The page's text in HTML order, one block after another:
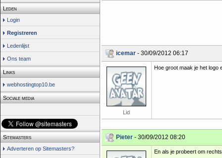
Leden
Login
Registreren
Ledenlijst
Ons team
Links
webhostingtop10.be
Sociale media
Sitemasters
Adverteren op Sitemasters?
icemar - 30/09/2012 06:17
Lid
Hoe groot maak je het logo
Pieter - 30/09/2012 08:20
En als je probeert om